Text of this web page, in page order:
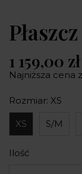
1 159,00 zł
Najniższa cena
Rozmiar: XS
XS S/M
Ilość